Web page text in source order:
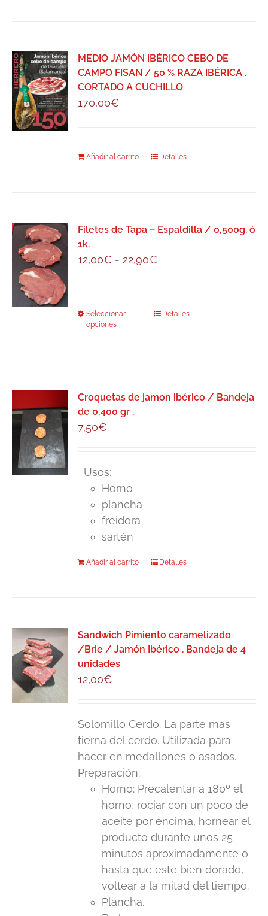
MEDIO JAMÓN IBÉRICO CEBO DE
CAMPO FISAN / 50 % RAZA IBÉRICA .
CORTADO A CUCHILLO
170,00€
Añadir al carrito Detalles
Filetes de Tapa – Espaldilla / 0,500g. ó
1k.
12,00€ - 22,90€Rango
desde
Seleccionar
opciones
Este
Las
Detalles
Croquetas de jamon ibérico / Bandeja
de 0,400 gr .
7,50€
Usos:
Horno
plancha
freidora
sartén
Añadir al carrito Detalles
Sandwich Pimiento caramelizado
/Brie / Jamón Ibérico . Bandeja de 4
unidades
12,00€
Solomillo Cerdo. La parte mas
tierna del cerdo. Utilizada para
hacer en medallones o asados.
Preparación:
Horno: Precalentar a 180º el
horno, rociar con un poco de
aceite por encima, hornear el
producto durante unos 25
minutos aproximadamente o
hasta que este bien dorado,
voltear a la mitad del tiempo.
Plancha.